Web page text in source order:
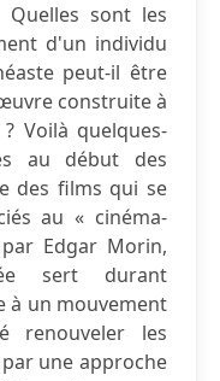
sont les
d'un individu
peut-il être
construite à
Voilà quelques-
au début des
des films qui se
au « cinéma-
Edgar Morin,
sert durant
à un mouvement
renouveler les
une approche